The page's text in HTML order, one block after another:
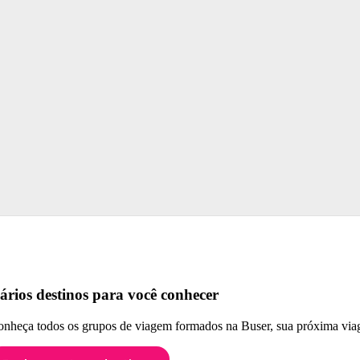
destinos para você conhecer
todos os grupos de viagem formados na Buser, sua próxima